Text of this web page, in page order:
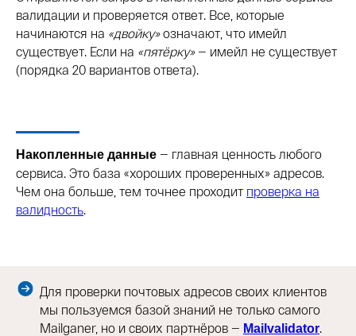
валидации и проверяется ответ. Все, которые
начинаются на «двойку»означают, что имейл
существует. Если на «пятёрку»— имейл не существует
(порядка 20 вариантов ответа).
Накопленные данные — главная ценность любого
сервиса. Это база «хороших проверенных» адресов.
Чем она больше, тем точнее проходит проверка на
валидность.
Для проверки почтовых адресов своих клиентов
мы пользуемся базой знаний не только самого
Mailganer, но и своих партнёров — Mailvalidator.